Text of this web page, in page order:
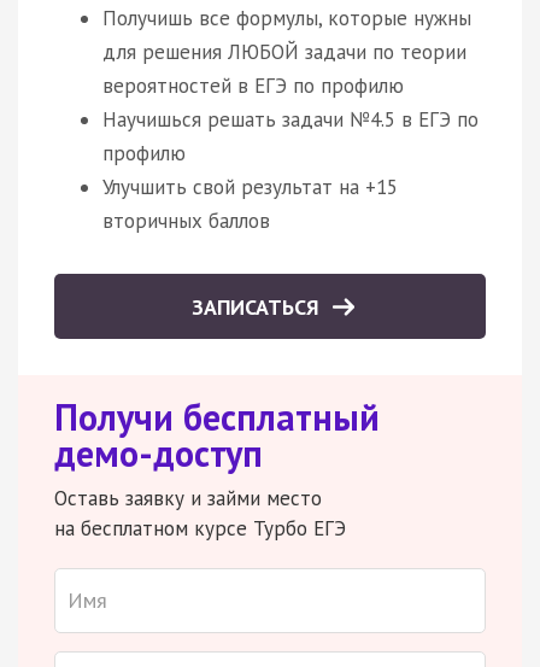
Получишь все формулы, которые нужны
для решения ЛЮБОЙ задачи по теории
вероятностей в ЕГЭ по профилю
Научишься решать задачи №4.5 в ЕГЭ по
профилю
Улучшить свой результат на +15
вторичных баллов
ЗАПИСАТЬСЯ
Получи бесплатный
демо-доступ
Оставь заявку и займи место
на бесплатном курсе Турбо ЕГЭ